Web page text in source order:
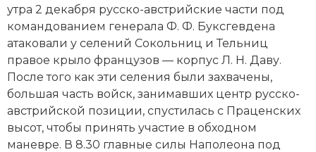
Социально-экономическая история
Специальные исторические дисциплины
СССР
Южная Америка
утра 2 декабря русско-австрийские части под
командованием генерала Ф. Ф. Буксгевдена
атаковали у селений Сокольниц и Тельниц
правое крыло французов — корпус Л. Н. Даву.
После того как эти селения были захвачены,
большая часть войск, занимавших центр рус­ско-
австрийской позиции, спустилась с Праценских
высот, чтобы принять участие в обходном
маневре. В 8.30 главные силы Наполеона под